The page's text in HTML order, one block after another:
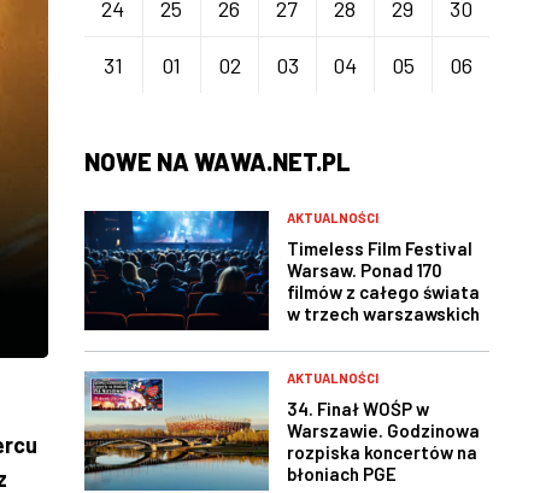
24 25 26 27 28 29 30
31 01 02 03 04 05 06
NOWE NA WAWA.NET.PL
AKTUALNOŚCI
Timeless Film Festival
Warsaw. Ponad 170
filmów z całego świata
w trzech warszawskich
AKTUALNOŚCI
34. Finał WOŚP w
Warszawie. Godzinowa
rozpiska koncertów na
błoniach PGE